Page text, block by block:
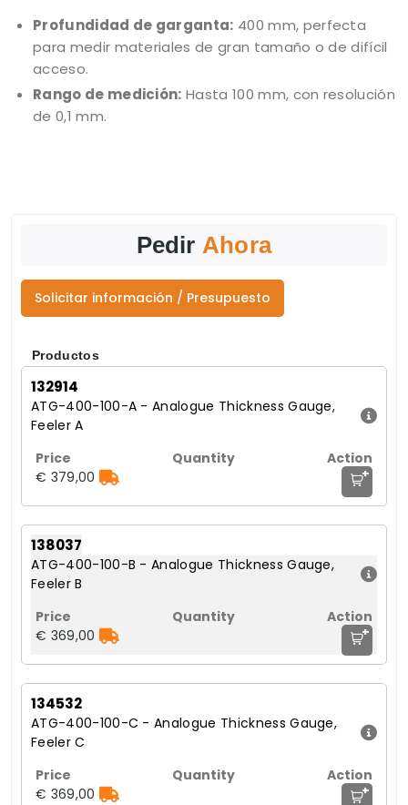
Profundidad de garganta: 400 mm, perfecta
para medir materiales de gran tamaño o de difícil
acceso.
Rango de medición: Hasta 100 mm, con resolución
de 0,1 mm.
Pedir Ahora
Solicitar información / Presupuesto
Productos
132914
ATG-400-100-A - Analogue Thickness Gauge,
Feeler A
€ 379,00 +
138037
ATG-400-100-B - Analogue Thickness Gauge,
Feeler B
€ 369,00 +
134532
ATG-400-100-C - Analogue Thickness Gauge,
Feeler C
€ 369,00 +